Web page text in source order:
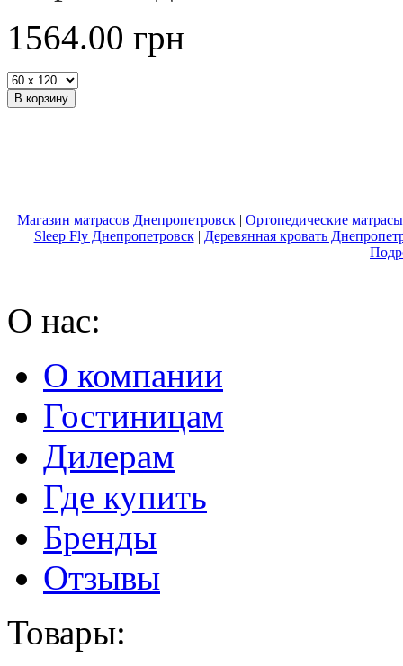
1564.00 грн
Магазин матрасов Днепропетровск | Ортопедические
Sleep Fly Днепропетровск| Деревянная кровать
О нас:
О компании
Гостиницам
Дилерам
Где купить
Бренды
Отзывы
Товары: